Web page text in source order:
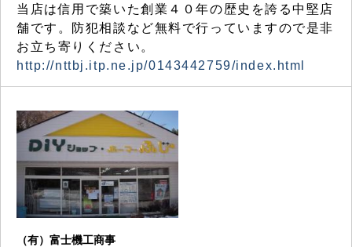
当店は信用で築いた創業４０年の歴史を誇る中堅店
舗です。防犯相談など無料で行っていますので是非
お立ち寄りください。
http://nttbj.itp.ne.jp/0143442759/index.html
（有）富士機工商事